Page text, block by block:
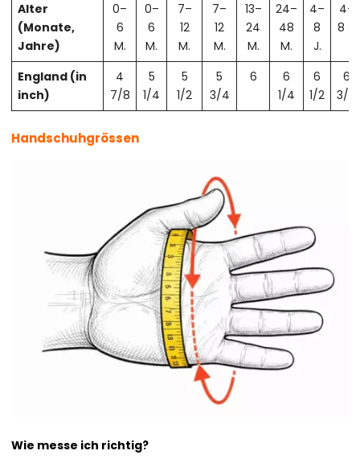
Alter
(Monate,
Jahre)
0–
6
M.
0–
6
M.
7–
12
M.
7–
12
M.
13–
24
M.
24–
48
M.
4–
8
J.
4–
8 J.
England (in
inch)
4
7/8
5
1/4
5
1/2
5
3/4
6
6
1/4
6
1/2
6
3/4
Handschuhgrössen
Wie messe ich richtig?